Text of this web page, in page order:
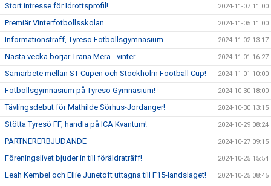
Stort intresse för Idrottsprofil! 2024-11-07 11:00
Premiär Vinterfotbollsskolan 2024-11-05 11:00
Informationsträff, Tyresö Fotbollsgymnasium 2024-11-02 13:17
Nästa vecka börjar Träna Mera - vinter 2024-11-01 16:27
Samarbete mellan ST-Cupen och Stockholm Football Cup! 2024-11-01 10:00
Fotbollsgymnasium på Tyresö Gymnasium! 2024-10-30 18:00
Tävlingsdebut för Mathilde Sörhus-Jordanger! 2024-10-30 13:15
Stötta Tyresö FF, handla på ICA Kvantum! 2024-10-29 08:24
PARTNERERBJUDANDE 2024-10-27 09:15
Föreningslivet bjuder in till föräldraträff! 2024-10-25 15:54
Leah Kembel och Ellie Junetoft uttagna till F15-landslaget! 2024-10-25 08:45